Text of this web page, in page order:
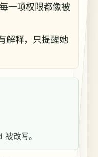
一项权限都像被
解释，只提醒她
改写。